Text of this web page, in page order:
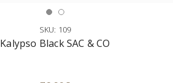
SKU: 109
Kalypso Black SAC & CO